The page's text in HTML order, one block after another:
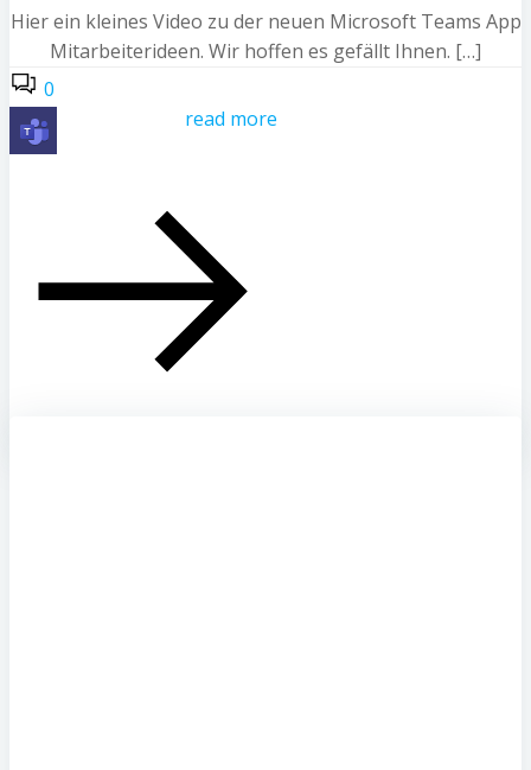
Hier ein kleines Video zu der neuen Microsoft Teams App
Mitarbeiterideen. Wir hoffen es gefällt Ihnen. […]
0
read more